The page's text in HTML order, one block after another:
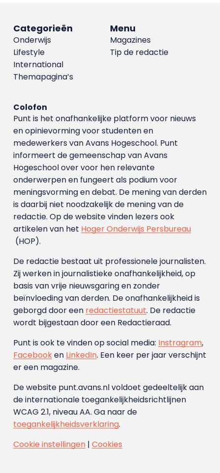
Menu
Magazines
Tip de redactie
Categorieën
Onderwijs
Lifestyle
International
Themapagina’s
Colofon
Punt is het onafhankelijke platform voor nieuws
en opinievorming voor studenten en
medewerkers van Avans Hoge­school. Punt
informeert de gemeenschap van Avans
Hogeschool over voor hen relevante
onderwerpen en fungeert als podium voor
meningsvorming en debat. De mening van derden
is daarbij niet noodzakelijk de mening van de
redactie. Op de website vinden lezers ook
artikelen van het Hoger Onderwijs Persbureau
(HOP).
De redactie bestaat uit professionele journalisten.
Zij werken in journalistieke onafhankelijkheid, op
basis van vrije nieuwsgaring en zonder
beïnvloeding van derden. De onafhankelijkheid is
geborgd door een redactiestatuut. De redactie
wordt bijgestaan door een Redactieraad.
Punt is ook te vinden op social media: Instragram,
Facebooken LinkedIn. Een keer per jaar verschijnt
er een magazine.
De website punt.avans.nl voldoet gedeeltelijk aan
de internationale toegankelijkheidsrichtlijnen
WCAG 2.1, niveau AA. Ga naar de
toegankelijkheidsverklaring.
Cookie instellingen| Cookies